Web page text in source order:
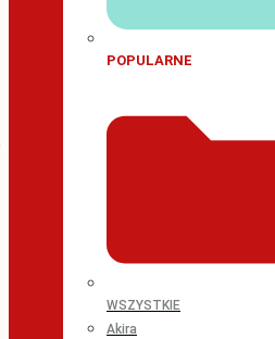
POPULARNE
WSZYSTKIE
Akira